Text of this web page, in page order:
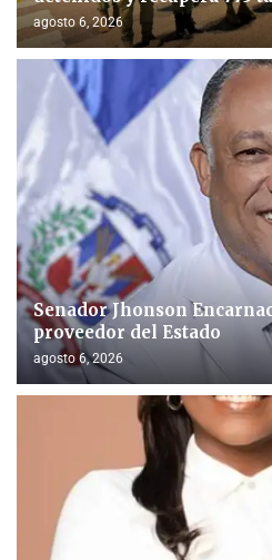
agosto 6, 2026
Senador Jhonson
proveedor del Estado
agosto 6, 2026